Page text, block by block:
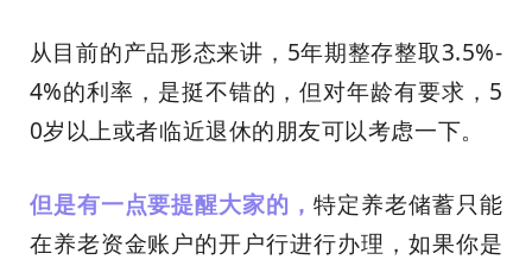
从目前的产品形态来讲，5年期整存整取3.5%-
4%的利率，是挺不错的，但对年龄有要求，5
0岁以上或者临近退休的朋友可以考虑一下。
但是有一点要提醒大家的 ，特定养老储蓄只能
在养老资金账户的开户行进行办理，如果你是